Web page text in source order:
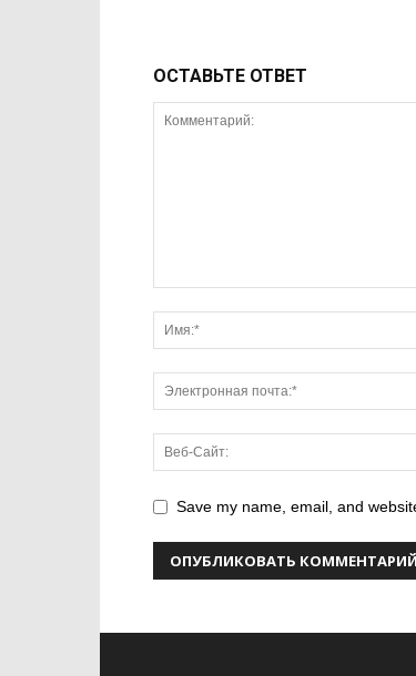
ОСТАВЬТЕ ОТВЕТ
Save my name, email, and